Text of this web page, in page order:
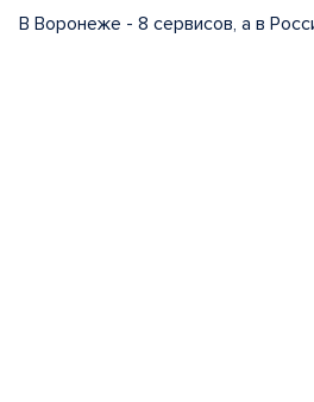
В Воронеже - 8 сервисов, а в